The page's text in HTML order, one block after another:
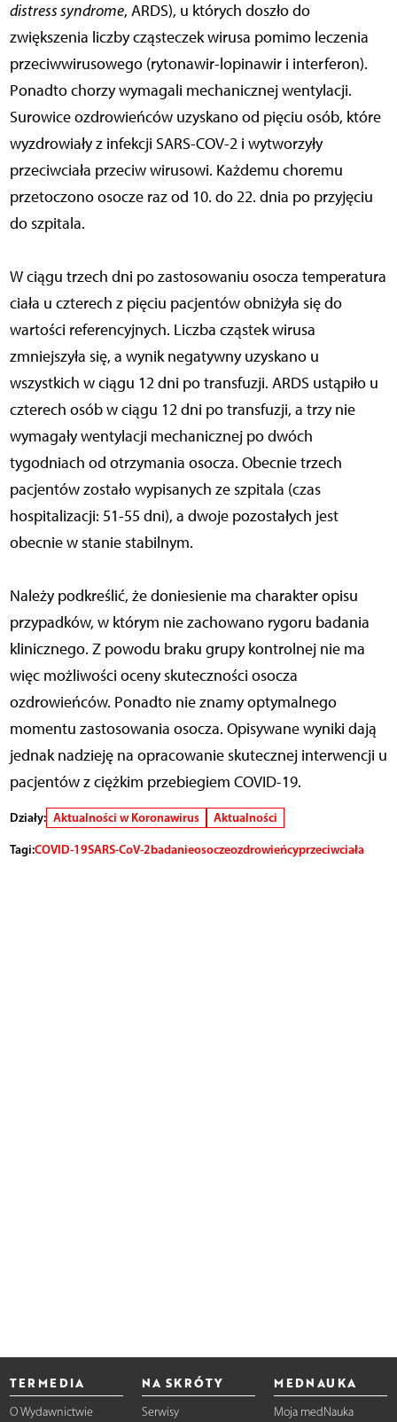
distress syndrome, ARDS), u których doszło do
zwiększenia liczby cząsteczek wirusa pomimo leczenia
przeciwwirusowego (rytonawir-lopinawir i interferon).
Ponadto chorzy wymagali mechanicznej wentylacji.
Surowice ozdrowieńców uzyskano od pięciu osób, które
wyzdrowiały z infekcji SARS-COV-2 i wytworzyły
przeciwciała przeciw wirusowi. Każdemu choremu
przetoczono osocze raz od 10. do 22. dnia po przyjęciu
do szpitala.
W ciągu trzech dni po zastosowaniu osocza temperatura
ciała u czterech z pięciu pacjentów obniżyła się do
wartości referencyjnych. Liczba cząstek wirusa
zmniejszyła się, a wynik negatywny uzyskano u
wszystkich w ciągu 12 dni po transfuzji. ARDS ustąpiło u
czterech osób w ciągu 12 dni po transfuzji, a trzy nie
wymagały wentylacji mechanicznej po dwóch
tygodniach od otrzymania osocza. Obecnie trzech
pacjentów zostało wypisanych ze szpitala (czas
hospitalizacji: 51-55 dni), a dwoje pozostałych jest
obecnie w stanie stabilnym.
Należy podkreślić, że doniesienie ma charakter opisu
przypadków, w którym nie zachowano rygoru badania
klinicznego. Z powodu braku grupy kontrolnej nie ma
więc możliwości oceny skuteczności osocza
ozdrowieńców. Ponadto nie znamy optymalnego
momentu zastosowania osocza. Opisywane wyniki dają
jednak nadzieję na opracowanie skutecznej interwencji u
pacjentów z ciężkim przebiegiem COVID-19.
Działy: Aktualności w Koronawirus
Aktualności
Tagi:COVID-19SARS-CoV-2badanieosoczeozdrowieńcyprzeciwciała
TERMEDIA
O Wydawnictwie
NA SKRÓTY
Serwisy
MEDNAUKA
Moja medNauka